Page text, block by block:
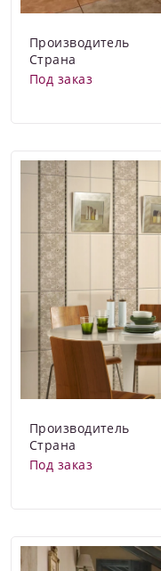
Производитель
Страна
Под заказ
Производитель
Страна
Под заказ